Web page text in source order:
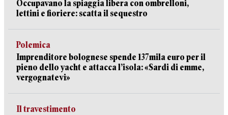
Occupavano la spiaggia libera con ombrelloni,
lettini e fioriere: scatta il sequestro
Polemica
Imprenditore bolognese spende 137mila euro per il
pieno dello yacht e attacca l’isola: «Sardi di emme,
vergognatevi»
Il travestimento